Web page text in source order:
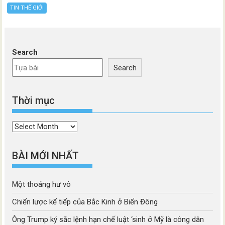
TIN THẾ GIỚI
Search
Search
Thời mục
Thời
BÀI MỚI NHẤT
Một thoáng hư vô
Chiến lược kế tiếp của Bắc Kinh ở Biển Đông
Ông Trump ký sắc lệnh hạn chế luật ‘sinh ở Mỹ là công dân